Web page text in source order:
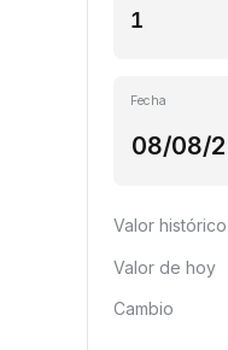
Fecha
Valor histórico
Valor de hoy
Cambio